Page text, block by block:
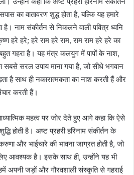
का वातावरण शुद्ध होता है, बल्कि यह हमारे
है। नाम संकीर्तन से निकलने वाली पवित्र ध्वनि
हरे हरे; हरे राम हरे राम, राम राम हरे हरे का
गहरा है। यह मंत्र कलयुग में पापों के नाश,
सबसे सरल उपाय माना गया है, जो सीधे भगवान
है साथ ही नकारात्मकता का नाश करती हैं और
करती हैं।
महत्व पर जोर देते हुए आगे कहा कि ऐसे
होती है। अष्ट प्रहरी हरिनाम संकीर्तन के
और भाईचारे की भावना जाग्रत होती है, जो
आवश्यक है। इसके साथ ही, उन्होंने यह भी
अपनी जड़ों और गौरवशाली संस्कृति से गहराई